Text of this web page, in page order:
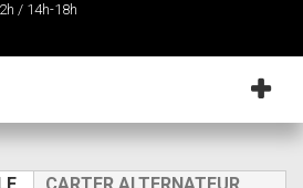
/ 14h-18h